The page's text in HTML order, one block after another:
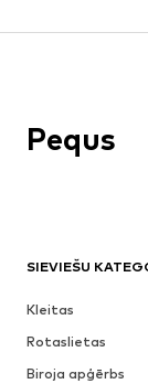
SIEVIEŠU
Kleitas
Rotaslietas
Biroja apģērbs
Pequs